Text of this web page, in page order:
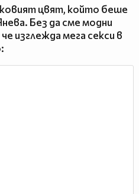
цвят, който беше
Без да сме модни
изглежда мега секси в